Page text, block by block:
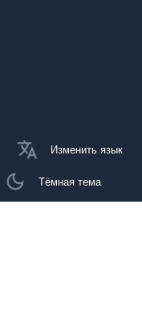
Изменить язык
Тёмная тема